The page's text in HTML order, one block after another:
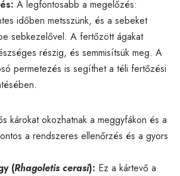
A legfontosabb a megelőzés:
időben metsszünk, és a sebeket
sebkezelővel. A fertőzött ágakat
részig, és semmisítsük meg. A
permetezés is segíthet a téli fertőzési
károkat okozhatnak a meggyfákon és a
a rendszeres ellenőrzés és a gyors
(Rhagoletis cerasi): Ez a kártevő a